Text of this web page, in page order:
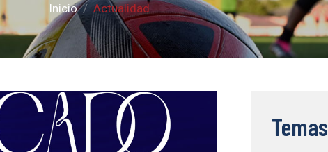
Inicio Actualidad
Temas